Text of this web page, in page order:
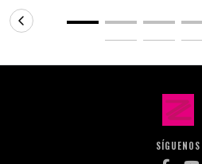
SÍGUENOS